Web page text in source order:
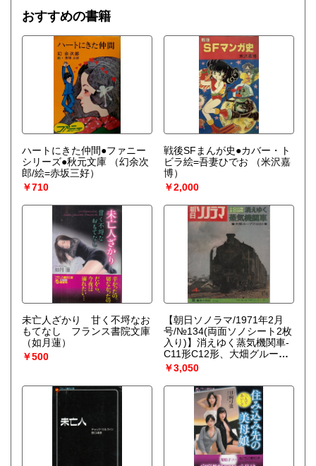
おすすめの書籍
ハートにきた仲間●ファニー
シリーズ●秋元文庫
（幻余次
郎/絵=赤坂三好）
￥710
戦後SFまんが史●カバー・ト
ビラ絵=吾妻ひでお
（米沢嘉
博）
￥2,000
未亡人ざかり 甘く不埒なお
もてなし フランス書院文庫
（如月蓮）
￥500
【朝日ソノラマ/1971年2月
号/№134(両面ソノシート2枚
入り)】消えゆく蒸気機関車-
C11形C12形、大畑グループ
のD51/他
敬/他）
￥3,050